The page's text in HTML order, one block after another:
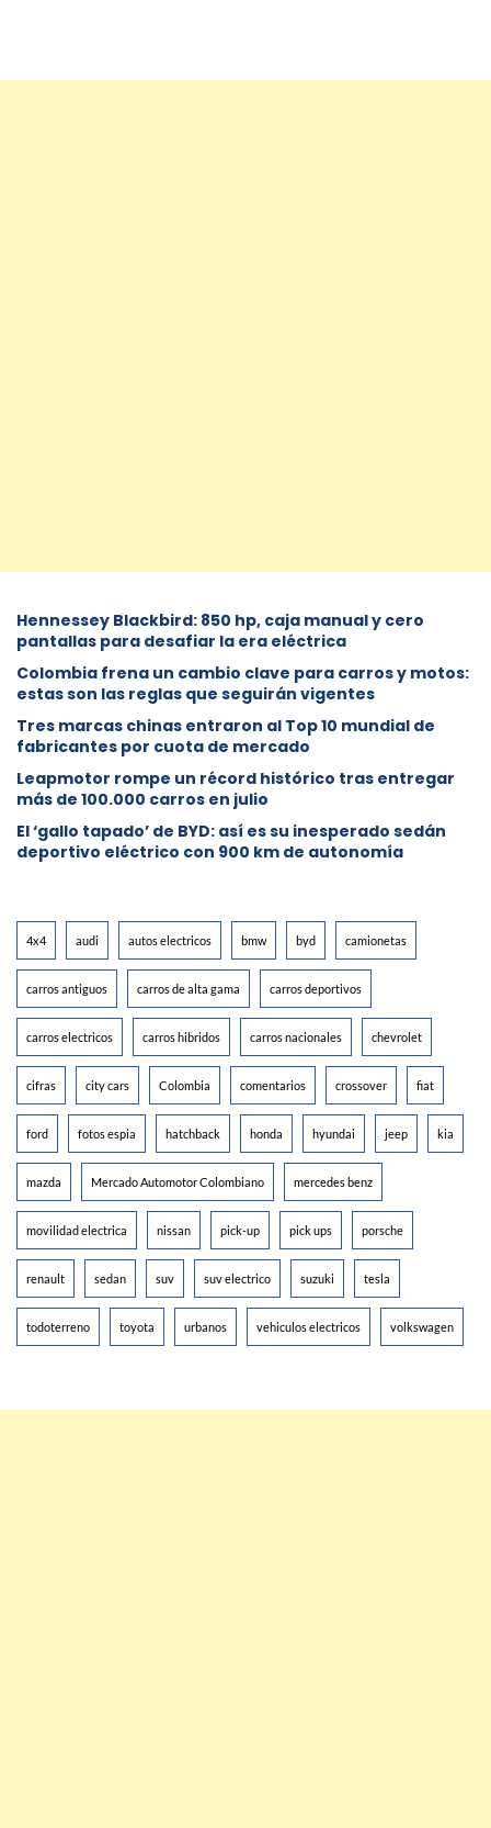
Hennessey Blackbird: 850 hp, caja manual y cero
pantallas para desafiar la era eléctrica
Colombia frena un cambio clave para carros y motos:
estas son las reglas que seguirán vigentes
Tres marcas chinas entraron al Top 10 mundial de
fabricantes por cuota de mercado
Leapmotor rompe un récord histórico tras entregar
más de 100.000 carros en julio
El ‘gallo tapado’ de BYD: así es su inesperado sedán
deportivo eléctrico con 900 km de autonomía
4x4 audi autos electricos bmw byd camionetas
carros antiguos carros de alta gama carros deportivos
carros electricos carros hibridos carros nacionales chevrolet
cifras city cars Colombia comentarios crossover fiat
ford fotos espia hatchback honda hyundai jeep kia
mazda Mercado Automotor Colombiano mercedes benz
movilidad electrica nissan pick-up pick ups porsche
renault sedan suv suv electrico suzuki tesla
todoterreno toyota urbanos vehiculos electricos volkswagen